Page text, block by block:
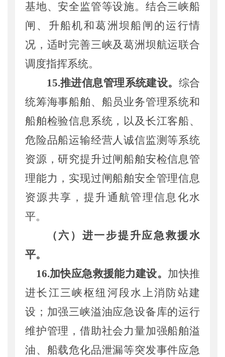
基地、安全监管等设施。 结合三峡船
闸 、 升船机和葛洲坝船闸的运行情
况， 适时完善三峡及葛洲坝航运联合
调度指挥系统。
15.推进信息管理系统建设。 综合
统筹海事船舶、船员业务管理系统和
船舶检验信息系统，以及长江客船、
危险品船运输经营人诚信监测等系统
资源 ，研究提升过闸船舶安检信息管
理能力 ，实现过闸船舶安全管理信息
资源共享，提升通航管理信息化水
平。
（六）进一步提升应急救援水
平。
16.加快应急救援能力建设。 加快推
进长江三峡枢纽河段水上消防站建
设 ； 加强三峡溢油应急设备库的运行
维护管理，借助社会力量加强船舶溢
油、船载危化品泄漏等突发事件应急